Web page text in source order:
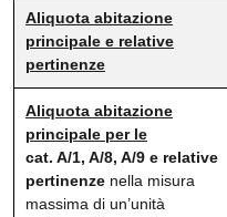
Aliquota abitazione
principale e relative
pertinenze
Aliquota abitazione
principale per le
cat. A/1, A/8, A/9 e relative
pertinenze nella misura
massima di un’unità